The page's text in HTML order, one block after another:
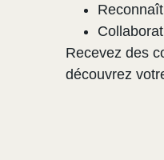
Recevez des
découvrez